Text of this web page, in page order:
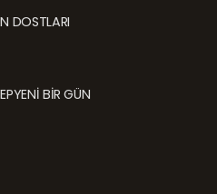
DOSTLARI
BİR GÜN